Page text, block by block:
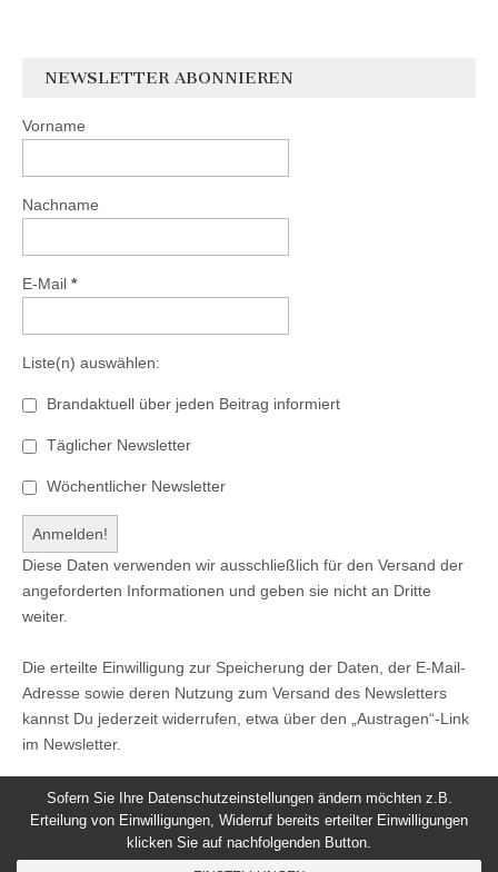
NEWSLETTER ABONNIEREN
Vorname
Nachname
E-Mail *
Liste(n) auswählen:
Brandaktuell über jeden Beitrag informiert
Täglicher Newsletter
Wöchentlicher Newsletter
Diese Daten verwenden wir ausschließlich für den Versand der
angeforderten Informationen und geben sie nicht an Dritte
weiter.
Die erteilte Einwilligung zur Speicherung der Daten, der E-Mail-
Adresse sowie deren Nutzung zum Versand des Newsletters
kannst Du jederzeit widerrufen, etwa über den „Austragen“-Link
im Newsletter.
Sofern Sie Ihre Datenschutzeinstellungen ändern möchten z.B.
Erteilung von Einwilligungen, Widerruf bereits erteilter Einwilligungen
klicken Sie auf nachfolgenden Button.